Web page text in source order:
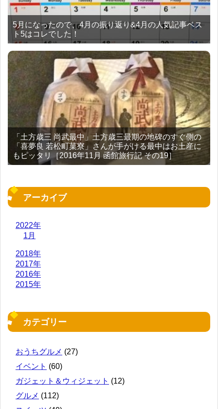
5月になったので、4月の振り返り&4月の人気記事ベス
ト5はコレでした！
「土方歳三 尚武最中」土方歳三最期の地碑のすぐ側の
「喜夢良 若松町菓寮」さんが手がける最中はお土産に
もピッタリ［2016年11月 函館旅行記 その19］
アーカイブ
2022年
1月
2018年
2017年
2016年
2015年
カテゴリー
おうちグルメ (27)
イベント (60)
ガジェット＆ウィジェット (12)
グルメ (112)